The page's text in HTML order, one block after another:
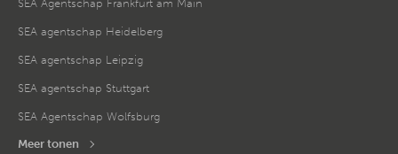
SEA Agentschap Frankfurt am Main
SEA agentschap Heidelberg
SEA agentschap Leipzig
SEA agentschap Stuttgart
SEA Agentschap Wolfsburg
Meer tonen